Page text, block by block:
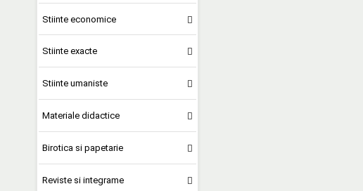
Stiinte economice
Stiinte exacte
Stiinte umaniste
Materiale didactice
Birotica si papetarie
Reviste si integrame